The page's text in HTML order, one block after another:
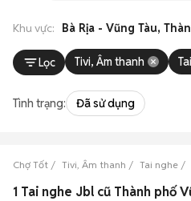
Khu vực: Bà Rịa - Vũng Tàu,
Lọc Tivi, Âm thanh
Tình trạng: Đã sử dụng
Chợ Tốt Tivi, Âm thanh Tai nghe